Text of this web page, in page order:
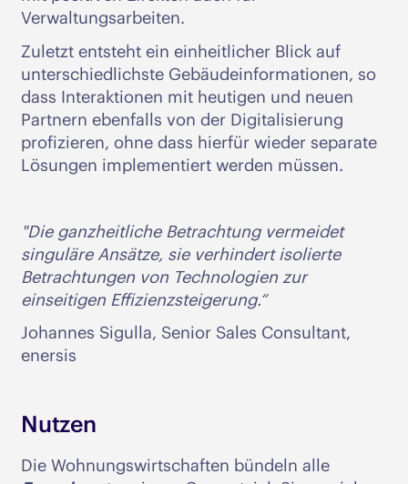
Verwaltungsarbeiten.
Zuletzt entsteht ein einheitlicher Blick auf
unterschiedlichste Gebäudeinformationen, so
dass Interaktionen mit heutigen und neuen
Partnern ebenfalls von der Digitalisierung
profizieren, ohne dass hierfür wieder separate
Lösungen implementiert werden müssen.
"Die ganzheitliche Betrachtung vermeidet
singuläre Ansätze, sie verhindert isolierte
Betrachtungen von Technologien zur
einseitigen Effizienzsteigerung.“
Johannes Sigulla, Senior Sales Consultant,
enersis
Nutzen
Die Wohnungswirtschaften bündeln alle